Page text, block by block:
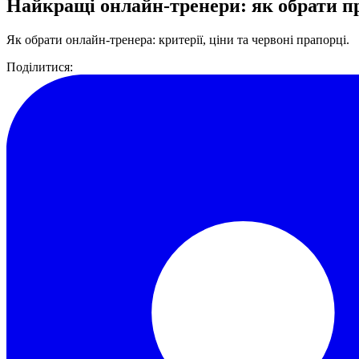
Найкращі онлайн-тренери: як обрати
Як обрати онлайн-тренера: критерії, ціни та червоні прапорці.
Поділитися: